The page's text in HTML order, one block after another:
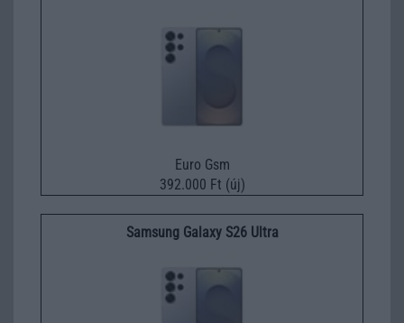
Euro Gsm
392.000 Ft (új)
Samsung Galaxy S26 Ultra